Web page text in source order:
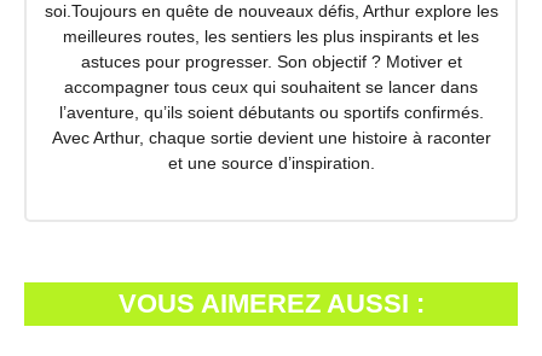
soi.Toujours en quête de nouveaux défis, Arthur explore les
meilleures routes, les sentiers les plus inspirants et les
astuces pour progresser. Son objectif ? Motiver et
accompagner tous ceux qui souhaitent se lancer dans
l’aventure, qu’ils soient débutants ou sportifs confirmés.
Avec Arthur, chaque sortie devient une histoire à raconter
et une source d’inspiration.
VOUS AIMEREZ AUSSI :